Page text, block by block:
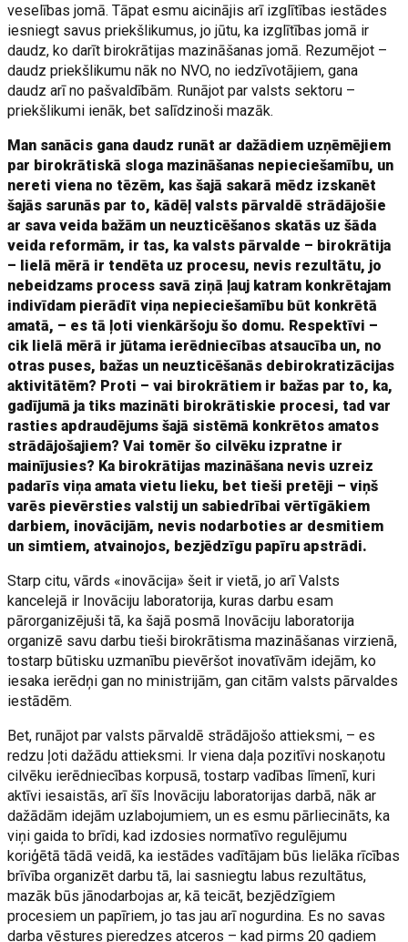
veselības jomā. Tāpat esmu aicinājis arī izglītības iestādes
iesniegt savus priekšlikumus, jo jūtu, ka izglītības jomā ir
daudz, ko darīt birokrātijas mazināšanas jomā. Rezumējot –
daudz priekšlikumu nāk no NVO, no iedzīvotājiem, gana
daudz arī no pašvaldībām. Runājot par valsts sektoru –
priekšlikumi ienāk, bet salīdzinoši mazāk.
Man sanācis gana daudz runāt ar dažādiem uzņēmējiem
par birokrātiskā sloga mazināšanas nepieciešamību, un
nereti viena no tēzēm, kas šajā sakarā mēdz izskanēt
šajās sarunās par to, kādēļ valsts pārvaldē strādājošie
ar sava veida bažām un neuzticēšanos skatās uz šāda
veida reformām, ir tas, ka valsts pārvalde – birokrātija
– lielā mērā ir tendēta uz procesu, nevis rezultātu, jo
nebeidzams process savā ziņā ļauj katram konkrētajam
indivīdam pierādīt viņa nepieciešamību būt konkrētā
amatā, – es tā ļoti vienkāršoju šo domu. Respektīvi –
cik lielā mērā ir jūtama ierēdniecības atsaucība un, no
otras puses, bažas un neuzticēšanās debirokratizācijas
aktivitātēm? Proti – vai birokrātiem ir bažas par to, ka,
gadījumā ja tiks mazināti birokrātiskie procesi, tad var
rasties apdraudējums šajā sistēmā konkrētos amatos
strādājošajiem? Vai tomēr šo cilvēku izpratne ir
mainījusies? Ka birokrātijas mazināšana nevis uzreiz
padarīs viņa amata vietu lieku, bet tieši pretēji – viņš
varēs pievērsties valstij un sabiedrībai vērtīgākiem
darbiem, inovācijām, nevis nodarboties ar desmitiem
un simtiem, atvainojos, bezjēdzīgu papīru apstrādi.
Starp citu, vārds «inovācija» šeit ir vietā, jo arī Valsts
kancelejā ir Inovāciju laboratorija, kuras darbu esam
pārorganizējuši tā, ka šajā posmā Inovāciju laboratorija
organizē savu darbu tieši birokrātisma mazināšanas virzienā,
tostarp būtisku uzmanību pievēršot inovatīvām idejām, ko
iesaka ierēdņi gan no ministrijām, gan citām valsts pārvaldes
iestādēm.
Bet, runājot par valsts pārvaldē strādājošo attieksmi, – es
redzu ļoti dažādu attieksmi. Ir viena daļa pozitīvi noskaņotu
cilvēku ierēdniecības korpusā, tostarp vadības līmenī, kuri
aktīvi iesaistās, arī šīs Inovāciju laboratorijas darbā, nāk ar
dažādām idejām uzlabojumiem, un es esmu pārliecināts, ka
viņi gaida to brīdi, kad izdosies normatīvo regulējumu
koriģētā tādā veidā, ka iestādes vadītājam būs lielāka rīcības
brīvība organizēt darbu tā, lai sasniegtu labus rezultātus,
mazāk būs jānodarbojas ar, kā teicāt, bezjēdzīgiem
procesiem un papīriem, jo tas jau arī nogurdina. Es no savas
darba vēstures pieredzes atceros – kad pirms 20 gadiem